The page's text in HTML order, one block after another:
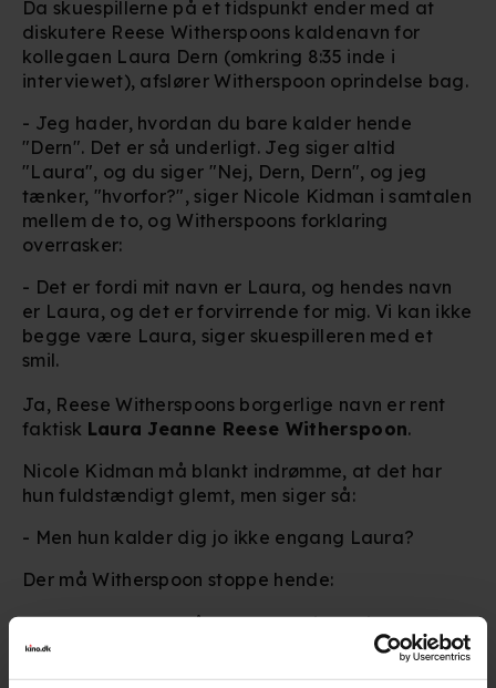
Da skuespillerne på et tidspunkt ender med at
diskutere Reese Witherspoons kaldenavn for
kollegaen Laura Dern (omkring 8:35 inde i
interviewet), afslører Witherspoon oprindelse bag.
- Jeg hader, hvordan du bare kalder hende
"Dern". Det er så underligt. Jeg siger altid
"Laura", og du siger "Nej, Dern, Dern", og jeg
tænker, "hvorfor?", siger Nicole Kidman i samtalen
mellem de to, og Witherspoons forklaring
overrasker:
- Det er fordi mit navn er Laura, og hendes navn
er Laura, og det er forvirrende for mig. Vi kan ikke
begge være Laura, siger skuespilleren med et
smil.
Ja, Reese Witherspoons borgerlige navn er rent
faktisk Laura Jeanne Reese Witherspoon.
Nicole Kidman må blankt indrømme, at det har
hun fuldstændigt glemt, men siger så:
- Men hun kalder dig jo ikke engang Laura?
Der må Witherspoon stoppe hende:
- Du prøver at forstå noget, som ikke giver
mening, siger hun jokende.